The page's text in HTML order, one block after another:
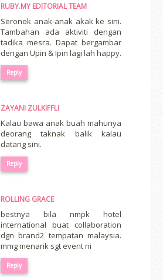
RUBY.MY EDITORIAL TEAM
Seronok anak-anak akak ke sini.
Tambahan ada aktiviti dengan
tadika mesra. Dapat bergambar
dengan Upin & Ipin lagi lah happy.
Reply
ZAYANI ZULKIFFLI
Kalau bawa anak buah mahunya
deorang taknak balik kalau
datang sini.
Reply
ROLLING GRACE
bestnya bila nmpk hotel
international buat collaboration
dgn brand2 tempatan malaysia.
mmg menarik sgt event ni
Reply